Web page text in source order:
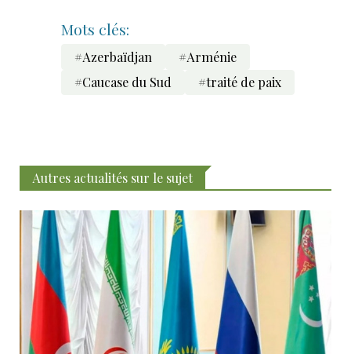
Mots clés:
#Azerbaïdjan
#Arménie
#Caucase du Sud
#traité de paix
Autres actualités sur le sujet